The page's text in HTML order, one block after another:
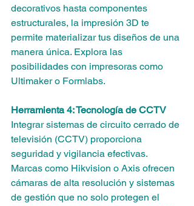
decorativos hasta componentes
estructurales, la impresión 3D te
permite materializar tus diseños de una
manera única. Explora las
posibilidades con impresoras como
Ultimaker o Formlabs.
Herramienta 4: Tecnología de CCTV
Integrar sistemas de circuito cerrado de
televisión (CCTV) proporciona
seguridad y vigilancia efectivas.
Marcas como Hikvision o Axis ofrecen
cámaras de alta resolución y sistemas
de gestión que no solo protegen el